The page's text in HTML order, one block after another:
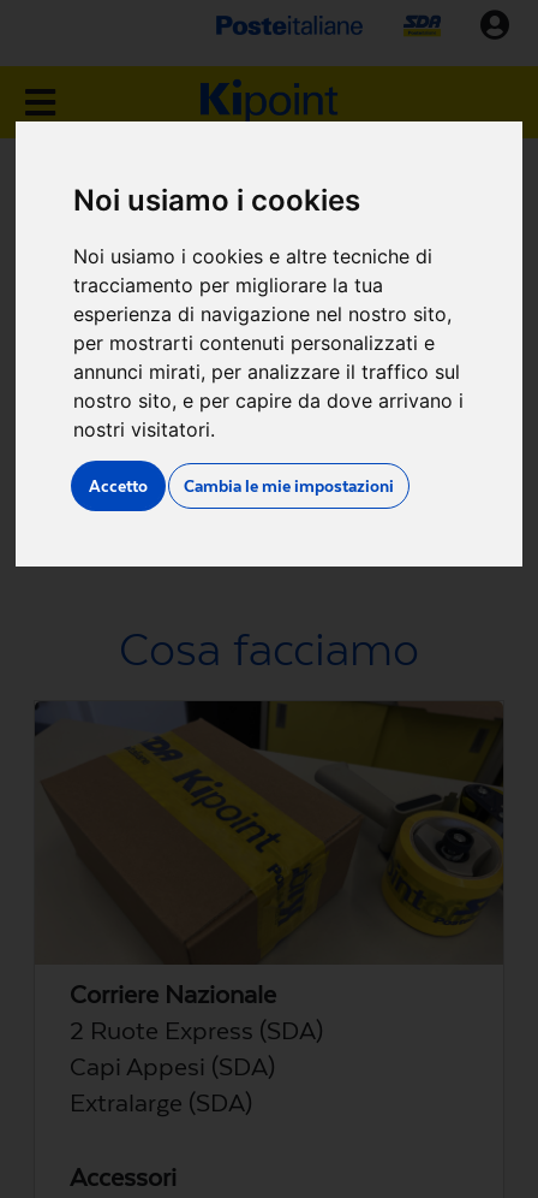
Noi usiamo i cookies
Noi usiamo i cookies e altre tecniche di
tracciamento per migliorare la tua
esperienza di navigazione nel nostro sito,
per mostrarti contenuti personalizzati e
annunci mirati, per analizzare il traffico sul
nostro sito, e per capire da dove arrivano i
nostri visitatori.
Accetto Cambia le mie impostazioni
NEGOZIO KIPOINT
APRILIA (LT)
Via Mozart, 54
Dove siamo
Cosa facciamo
Corriere Nazionale
2 Ruote Express (SDA)
Capi Appesi (SDA)
Extralarge (SDA)
Accessori